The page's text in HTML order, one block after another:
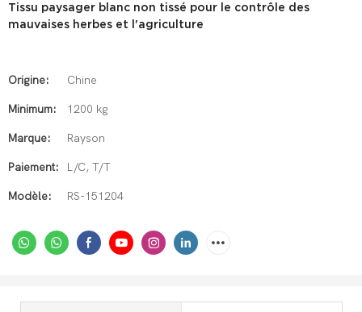
Tissu paysager blanc non tissé pour le contrôle des
mauvaises herbes et l'agriculture
Origine: Chine
Minimum: 1200 kg
Marque: Rayson
Paiement: L/C, T/T
Modèle: RS-151204